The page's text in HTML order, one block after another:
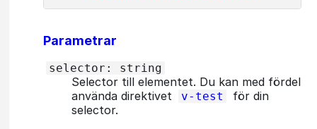
Parametrar
selector: string
Selector till elementet. Du kan med fördel
använda direktivet
v-test
för din
selector.